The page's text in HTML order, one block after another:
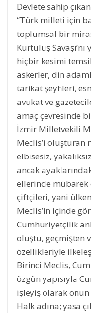
Devlete sahip
“Türk milleti için
toplumsal bir
Kurtuluş
hiçbir kesimi
askerler, din
tarikat şeyhleri,
avukat ve
amaç çevresinde
İzmir Milletvekili
Meclis’i oluşturan
elbisesiz,
ancak
ellerinde mübarek
çiftçileri, yani
Meclis’in içinde
Cumhuriyetçilik
oluştu, geçmişten
özellikleriyle
Birinci Meclis,
özgün yapısıyla
işleyiş olarak
Halk adına; yasa